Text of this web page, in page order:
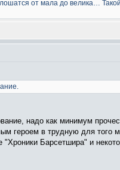
от мала до велика…
надо как минимум
героем в трудную для того
Барсетшира" и